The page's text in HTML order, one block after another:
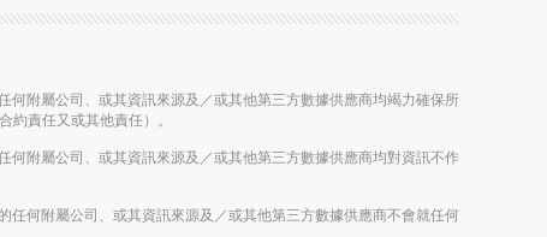
附屬公司、或其資訊來源及／或其他第三方數據供應商均竭力確保所
責任又或其他責任）。
附屬公司、或其資訊來源及／或其他第三方數據供應商均對資訊不作
何附屬公司、或其資訊來源及／或其他第三方數據供應商不會就任何